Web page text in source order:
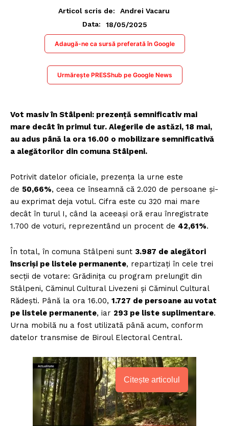
Articol scris de:
Andrei Vacaru
Data:
18/05/2025
Adaugă-ne ca sursă preferată în Google
Urmărește PRESShub pe Google News
Vot masiv în Stâlpeni: prezență semnificativ mai
mare decât în primul tur. Alegerile de astăzi, 18 mai,
au adus până la ora 16.00 o mobilizare semnificativă
a alegătorilor din comuna Stâlpeni.
Potrivit datelor oficiale, prezența la urne este
de 50,66%, ceea ce înseamnă că 2.020 de persoane și-
au exprimat deja votul. Cifra este cu 320 mai mare
decât în turul I, când la aceeași oră erau înregistrate
1.700 de voturi, reprezentând un procent de 42,61%.
În total, în comuna Stâlpeni sunt 3.987 de alegători
înscriși pe listele permanente, repartizați în cele trei
secții de votare: Grădinița cu program prelungit din
Stâlpeni, Căminul Cultural Livezeni și Căminul Cultural
Rădești. Până la ora 16.00, 1.727 de persoane au votat
pe listele permanente, iar 293 pe liste suplimentare.
Urna mobilă nu a fost utilizată până acum, conform
datelor transmise de Biroul Electoral Central.
Citește articolul